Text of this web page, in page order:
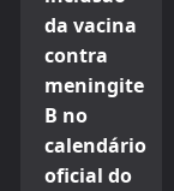
da vacina
contra
meningite
B no
calendário
oficial do